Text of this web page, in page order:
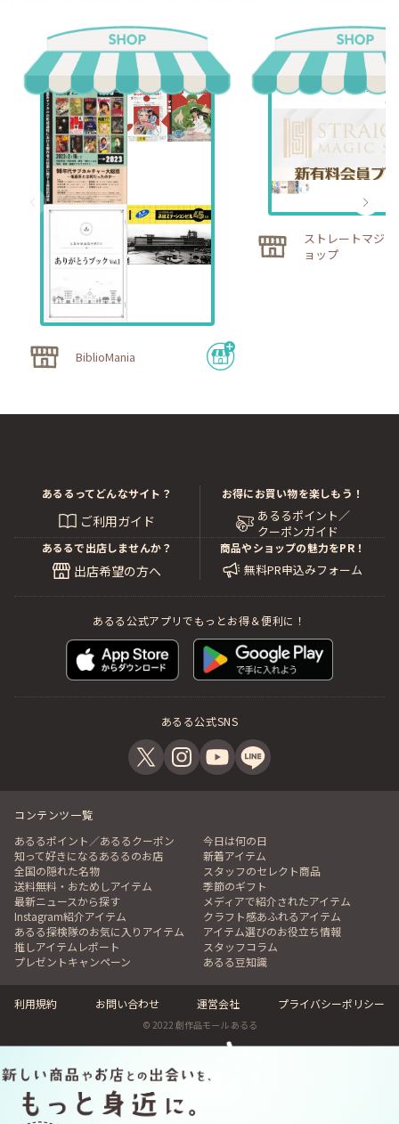
BiblioMania
ストレートマジ
ョップ
あるるってどんなサイト？
ご利用ガイド
お得にお買い物を楽しもう！
あるるポイント／
クーポンガイド
あるるで出店しませんか？
出店希望の方へ
商品やショップの魅力をPR！
無料PR申込みフォーム
あるる公式アプリでもっとお得＆便利に！
あるる公式SNS
コンテンツ一覧
あるるポイント／あるるクーポン
今日は何の日
知って好きになるあるるのお店
新着アイテム
全国の隠れた名物
スタッフのセレクト商品
送料無料・おためしアイテム
季節のギフト
最新ニュースから探す
メディアで紹介されたアイテム
Instagram紹介アイテム
クラフト感あふれるアイテム
あるる探検隊のお気に入りアイテム
アイテム選びのお役立ち情報
推しアイテムレポート
スタッフコラム
プレゼントキャンペーン
あるる豆知識
利用規約 お問い合わせ 運営会社 プライバシーポリシー
© 2022 創作品モール あるる